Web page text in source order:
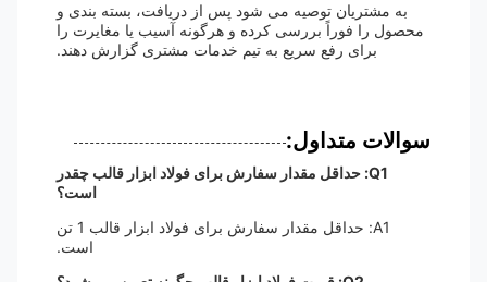
به مشتریان توصیه می شود پس از دریافت، بسته بندی و
محصول را فوراً بررسی کرده و هرگونه آسیب یا مغایرت را
برای رفع سریع به تیم خدمات مشتری گزارش دهند.
سوالات متداول:
Q1: حداقل مقدار سفارش برای فولاد ابزار قالب چقدر
است؟
A1: حداقل مقدار سفارش برای فولاد ابزار قالب 1 تن
است.